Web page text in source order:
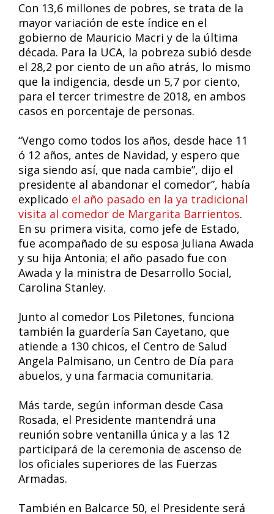
Con 13,6 millones de pobres, se trata de la
mayor variación de este índice en el
gobierno de Mauricio Macri y de la última
década. Para la UCA, la pobreza subió desde
el 28,2 por ciento de un año atrás, lo mismo
que la indigencia, desde un 5,7 por ciento,
para el tercer trimestre de 2018, en ambos
casos en porcentaje de personas.
“Vengo como todos los años, desde hace 11
ó 12 años, antes de Navidad, y espero que
siga siendo así, que nada cambie”, dijo el
presidente al abandonar el comedor”, había
explicado el año pasado en la ya tradicional
visita al comedor de Margarita Barrientos.
En su primera visita, como jefe de Estado,
fue acompañado de su esposa Juliana Awada
y su hija Antonia; el año pasado fue con
Awada y la ministra de Desarrollo Social,
Carolina Stanley.
Junto al comedor Los Piletones, funciona
también la guardería San Cayetano, que
atiende a 130 chicos, el Centro de Salud
Angela Palmisano, un Centro de Día para
abuelos, y una farmacia comunitaria.
Más tarde, según informan desde Casa
Rosada, el Presidente mantendrá una
reunión sobre ventanilla única y a las 12
participará de la ceremonia de ascenso de
los oficiales superiores de las Fuerzas
Armadas.
También en Balcarce 50, el Presidente será